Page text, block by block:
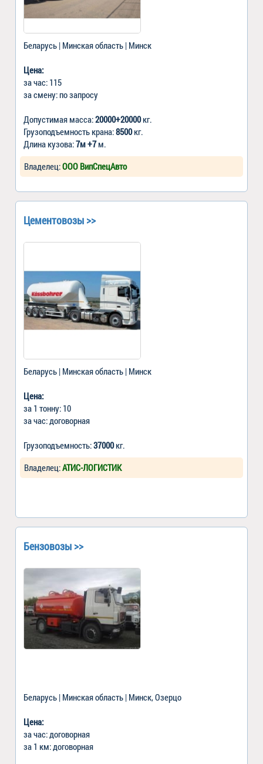
Беларусь | Минская область | Минск
Цена:
за час: 115
за смену: по запросу
Допустимая масса:20000+20000кг.
Грузоподъемность крана:8500кг.
Длина кузова:7м +7м.
Владелец:ООО ВипСпецАвто
Цементовозы >>
Беларусь | Минская область | Минск
Цена:
за 1 тонну: 10
за час: договорная
Грузоподъемность:37000кг.
Владелец:АТИС-ЛОГИСТИК
Бензовозы >>
Беларусь | Минская область | Минск, Озерцо
Цена:
за час: договорная
за 1 км: договорная